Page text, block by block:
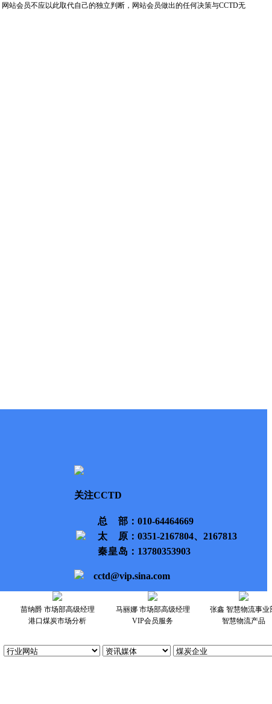
站会员不应以此取代自己的独立判断，网站会员做出的任何决策与CCTD无
关注CCTD
总部 ：010-64464669
太原 ：0351-2167804、2167813
秦皇岛 ：13780353903
cctd@vip.sina.com
苗纳爵 市场部高级经理
港口煤炭市场分析
马丽娜 市场部高级经理
VIP会员服务
张鑫 智慧物流事业
智慧物流产品